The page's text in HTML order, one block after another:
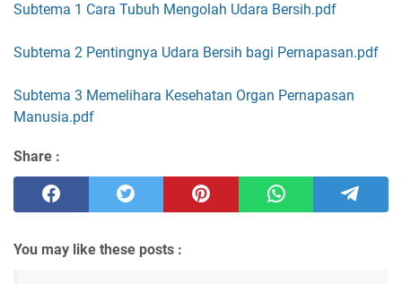
Subtema 1 Cara Tubuh Mengolah Udara Bersih.pdf
Subtema 2 Pentingnya Udara Bersih bagi Pernapasan.pdf
Subtema 3 Memelihara Kesehatan Organ Pernapasan
Manusia.pdf
Share :
You may like these posts :